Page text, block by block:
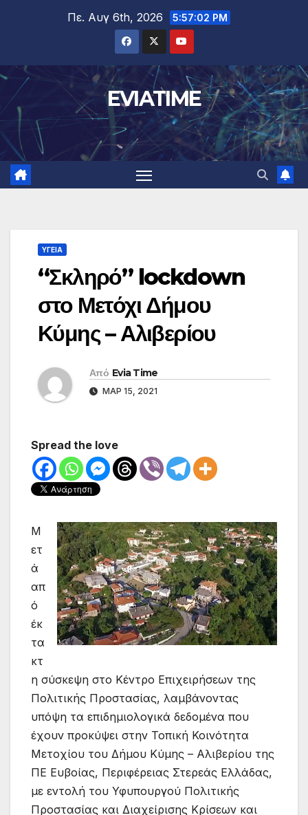
Πε. Αυγ 6th, 2026 5:57:03 PM
EVIATIME
ΥΓΕΙΑ
“Σκληρό” lockdown
στο Μετόχι Δήμου
Κύμης – Αλιβερίου
Από Evia Time
ΜΑΡ 15, 2021
Spread the love
Μ
ετ
ά
απ
ό
έκ
τα
κτ
η σύσκεψη στο Κέντρο Επιχειρήσεων της
Πολιτικής Προστασίας, λαμβάνοντας
υπόψη τα επιδημιολογικά δεδομένα που
έχουν προκύψει στην Τοπική Κοινότητα
Μετοχίου του Δήμου Κύμης – Αλιβερίου της
ΠΕ Ευβοίας, Περιφέρειας Στερεάς Ελλάδας,
με εντολή του Υφυπουργού Πολιτικής
Προστασίας και Διαχείρισης Κρίσεων και